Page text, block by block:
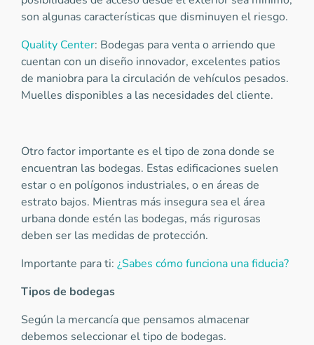
son algunas características que disminuyen el riesgo.
Quality Center: Bodegas para venta o arriendo que
cuentan con un diseño innovador, excelentes patios
de maniobra para la circulación de vehículos pesados.
Muelles disponibles a las necesidades del cliente.
Otro factor importante es el tipo de zona donde se
encuentran las bodegas. Estas edificaciones suelen
estar o en polígonos industriales, o en áreas de
estrato bajos. Mientras más insegura sea el área
urbana donde estén las bodegas, más rigurosas
deben ser las medidas de protección.
Importante para ti: ¿Sabes cómo funciona una fiducia?
Tipos de bodegas
Según la mercancía que pensamos almacenar
debemos seleccionar el tipo de bodegas.